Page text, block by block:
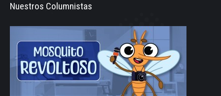
Nuestros Columnistas